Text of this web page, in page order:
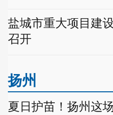
盐城市重大项目建
召开
扬州
夏日护苗！扬州这